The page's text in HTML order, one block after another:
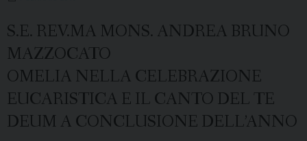
S.E. REV.MA MONS. ANDREA BRUNO
MAZZOCATO
OMELIA NELLA CELEBRAZIONE
EUCARISTICA E IL CANTO DEL TE
DEUM A CONCLUSIONE DELL’ANNO